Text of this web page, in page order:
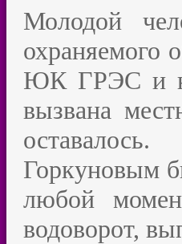
Молодой
охраняемого
ЮК ГРЭС и
вызвана
Горкуновым
любой
водоворот,